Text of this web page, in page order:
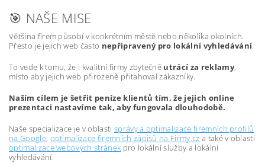
🎯 NAŠE MISE
Většina firem působí v konkrétním městě nebo několika okolních.
Přesto je jejich web často nepřipravený pro lokální vyhledávání.
To vede k tomu, že i kvalitní firmy zbytečně utrácí za reklamy,
místo aby jejich web přirozeně přitahoval zákazníky.
Naším cílem je šetřit peníze klientů tím, že jejich online
prezentaci nastavíme tak, aby fungovala dlouhodobě.
Naše specializace je v oblasti správy a optimalizace firemních profilů
na Google, optimalizace firemních zápisů na Firmy.cz a také v oblasti
optimalizace webových stránek pro lokální služby a lokální
vyhledávání.